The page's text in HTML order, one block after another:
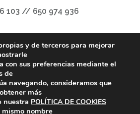
103 // 650 974 936
SOCIALES
y de terceros para mejorar
con sus preferencias mediante el
de
navegando, consideramos que
más
nuestra POLÍTICA DE COOKIES
nombre